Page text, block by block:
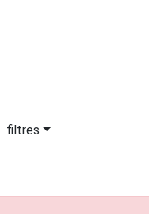
filtres